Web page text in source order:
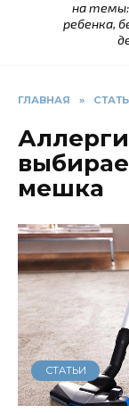
на темы:
ребенка,
ГЛАВНАЯ »
мешка
СТАТЬИ